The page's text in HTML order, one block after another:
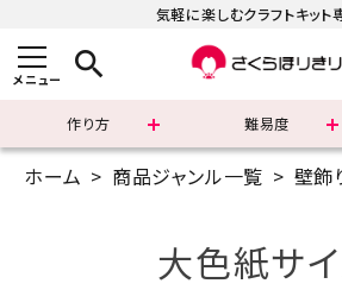
気軽に楽しむクラフトキット
メニュー search
作り方 難易度
まずはこちら
ホーム 商品ジャンル一覧 壁飾
大色紙サ